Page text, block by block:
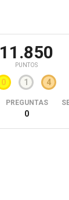
11.850
PUNTOS
0 1 4
PREGUNTAS
0